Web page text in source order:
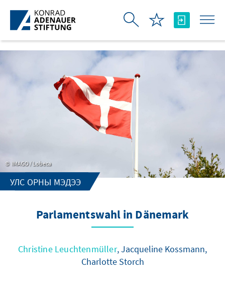
Skip to Main Content
IMAGO / Lobeca
УЛС ОРНЫ МЭДЭЭ
Parlamentswahl in Dänemark
Christine Leuchtenmüller, Jacqueline Kossmann,
Charlotte Storch